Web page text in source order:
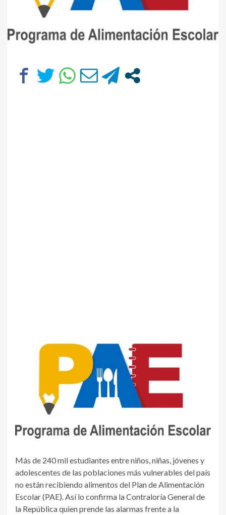
Más de 240 mil estudiantes entre niños, niñas, jóvenes y
adolescentes de las poblaciones más vulnerables del país
no están recibiendo alimentos del Plan de Alimentación
Escolar (PAE). Así lo confirma la Contraloría General de
la República quien prende las alarmas frente a la